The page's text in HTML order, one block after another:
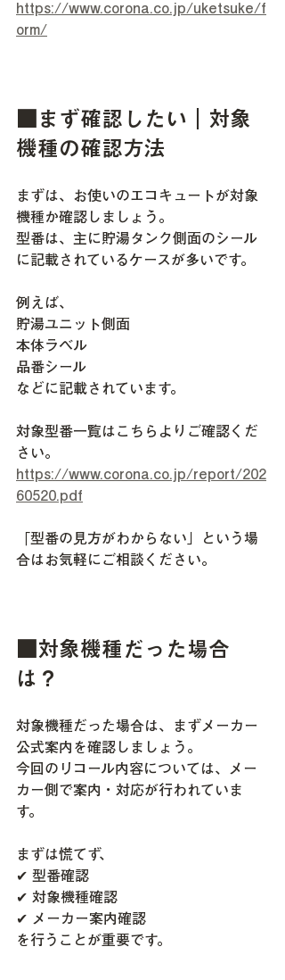
https://www.corona.co.jp/uketsuke/f
orm/
■まず確認したい｜対象
機種の確認方法
まずは、お使いのエコキュートが対象
機種か確認しましょう。
型番は、主に貯湯タンク側面のシール
に記載されているケースが多いです。
例えば、
貯湯ユニット側面
本体ラベル
品番シール
などに記載されています。
対象型番一覧はこちらよりご確認くだ
さい。
https://www.corona.co.jp/report/202
60520.pdf
「型番の見方がわからない」という場
合はお気軽にご相談ください。
■対象機種だった場合
は？
対象機種だった場合は、まずメーカー
公式案内を確認しましょう。
今回のリコール内容については、メー
カー側で案内・対応が行われていま
す。
まずは慌てず、
✔ 型番確認
✔ 対象機種確認
✔ メーカー案内確認
を行うことが重要です。